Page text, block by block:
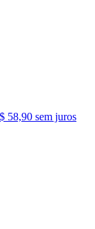
58,90 sem juros